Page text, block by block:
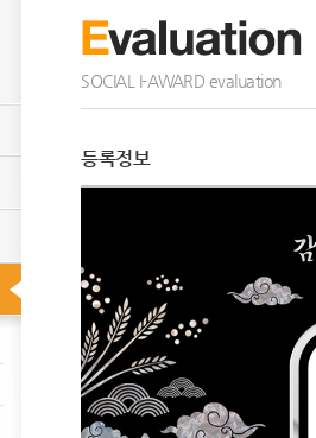
SOCIAL I-AWARD evaluation
등록정보